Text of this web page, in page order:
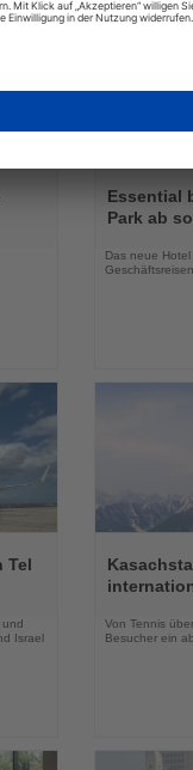
Lesen
Sie
die
Essential
Park ab
Das neue
Tel
und
Israel
Sie
die
Von Tennis
Besucher ein